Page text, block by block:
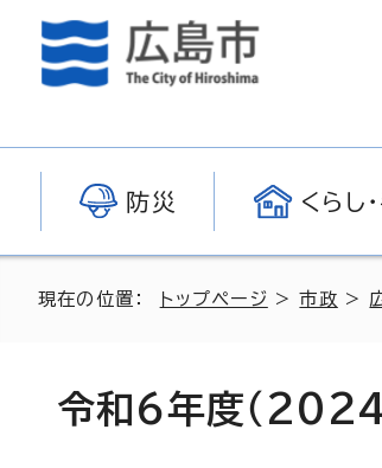
防災 くらし
現在の位置： トップページ >市政 >
令和6年度（2024